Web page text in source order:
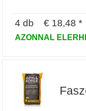
4 db € 18,48 *
AZONNAL